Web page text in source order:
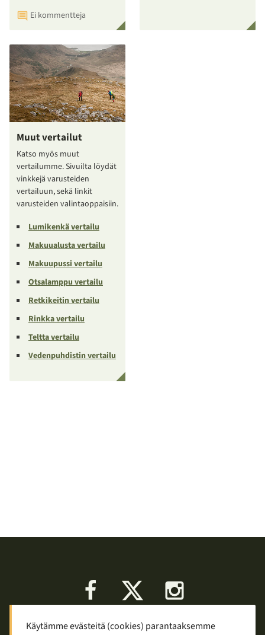
Ei kommentteja
Muut vertailut
Katso myös muut
vertailumme. Sivuilta löydät
vinkkejä varusteiden
vertailuun, sekä linkit
varusteiden valintaoppaisiin.
Lumikenkä vertailu
Makuualusta vertailu
Makuupussi vertailu
Otsalamppu vertailu
Retkikeitin vertailu
Rinkka vertailu
Teltta vertailu
Vedenpuhdistin vertailu
Facebook
Keskustelu Palaute Tietosuoja
Käytämme evästeitä (cookies) parantaaksemme